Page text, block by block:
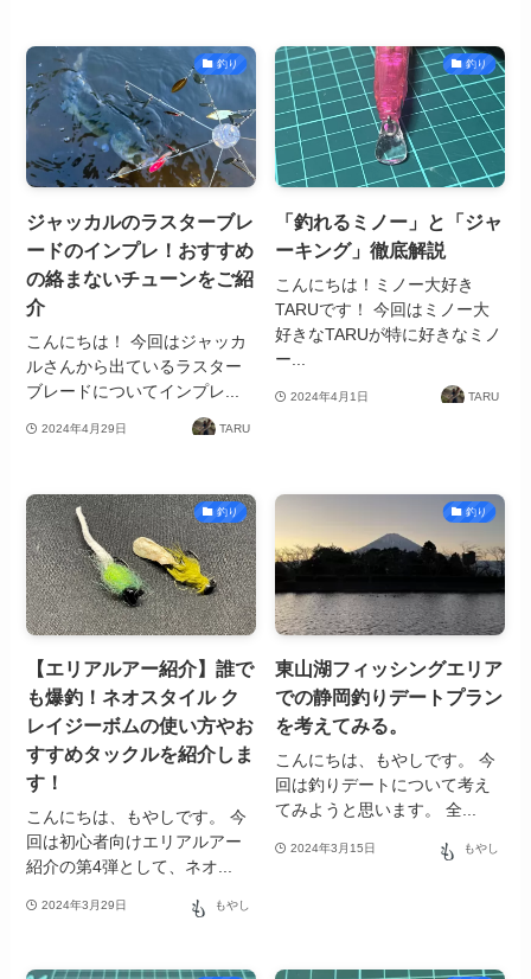
釣り
ジャッカルのラスターブレ
ードのインプレ！おすすめ
の絡まないチューンをご紹
介
こんにちは！ 今回はジャッカ
ルさんから出ているラスター
ブレードについてインプレ...
2024年4月29日 TARU
釣り
「釣れるミノー」と「ジャ
ーキング」徹底解説
こんにちは！ミノー大好き
TARUです！ 今回はミノー大
好きなTARUが特に好きなミノ
ー...
2024年4月1日 TARU
釣り
【エリアルアー紹介】誰で
も爆釣！ネオスタイル ク
レイジーボムの使い方やお
すすめタックルを紹介しま
す！
こんにちは、もやしです。 今
回は初心者向けエリアルアー
紹介の第4弾として、ネオ...
2024年3月29日 もやし
釣り
東山湖フィッシングエリア
での静岡釣りデートプラン
を考えてみる。
こんにちは、もやしです。 今
回は釣りデートについて考え
てみようと思います。 全...
2024年3月15日 もやし